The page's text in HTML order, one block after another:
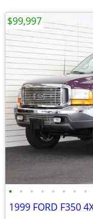
• • • • • • • •
$99,997